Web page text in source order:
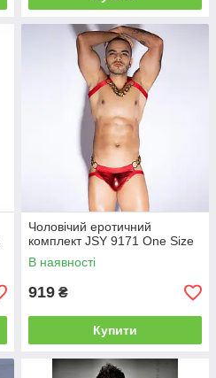
Чоловічий еротичний
комплект JSY 9171 One Size
В наявності
919 ₴
Купити